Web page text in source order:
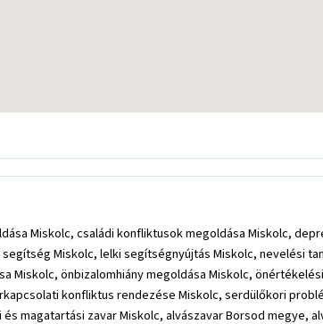
Miskolc, családi konfliktusok megoldása Miskolc,
Miskolc, lelki segítségnyújtás Miskolc, nevelési
Miskolc, önbizalomhiány megoldása Miskolc,
konfliktus rendezése Miskolc, serdülőkori
magatartási zavar Miskolc, alvászavar Borsod